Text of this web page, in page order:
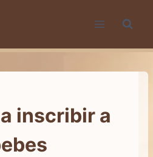
inscribir a